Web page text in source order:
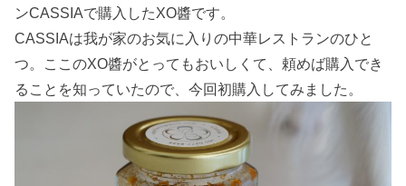
ンCASSIAで購入したXO醬です。
CASSIAは我が家のお気に入りの中華レストランのひと
つ。ここのXO醬がとってもおいしくて、頼めば購入でき
ることを知っていたので、今回初購入してみました。